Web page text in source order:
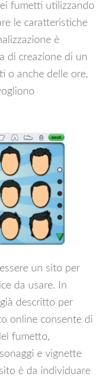
fumetti utilizzando
le caratteristiche
è
di creazione di un
o anche delle ore,
un sito per
da usare. In
descritto per
online consente di
fumetto,
e vignette
è da individuare